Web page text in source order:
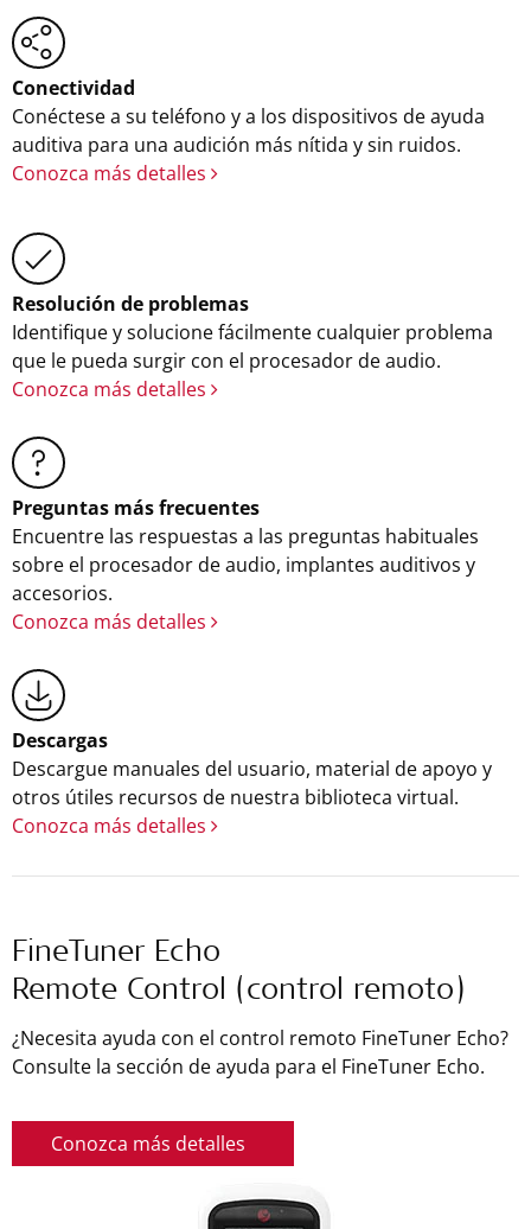
Conectividad
Conéctese a su teléfono y a los dispositivos de ayuda
auditiva para una audición más nítida y sin ruidos.
Conozca más detalles
Resolución de problemas
Identifique y solucione fácilmente cualquier problema
que le pueda surgir con el procesador de audio.
Conozca más detalles
Preguntas más frecuentes
Encuentre las respuestas a las preguntas habituales
sobre el procesador de audio, implantes auditivos y
accesorios.
Conozca más detalles
Descargas
Descargue manuales del usuario, material de apoyo y
otros útiles recursos de nuestra biblioteca virtual.
Conozca más detalles
FineTuner Echo
Remote Control (control remoto)
¿Necesita ayuda con el control remoto FineTuner Echo?
Consulte la sección de ayuda para el FineTuner Echo.
Conozca más detalles